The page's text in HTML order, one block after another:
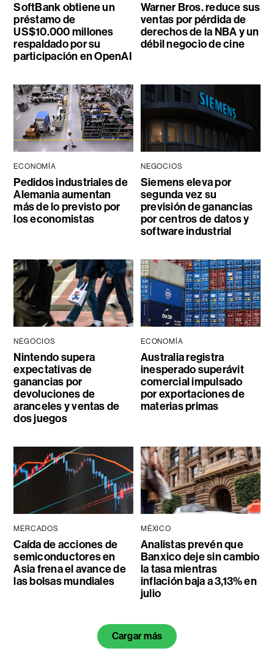
SoftBank obtiene un
préstamo de
US$10.000 millones
respaldado por su
participación en OpenAI
Warner Bros. reduce sus
ventas por pérdida de
derechos de la NBA y un
débil negocio de cine
ECONOMÍA
Pedidos industriales de
Alemania aumentan
más de lo previsto por
los economistas
NEGOCIOS
Siemens eleva por
segunda vez su
previsión de ganancias
por centros de datos y
software industrial
NEGOCIOS
Nintendo supera
expectativas de
ganancias por
devoluciones de
aranceles y ventas de
dos juegos
ECONOMÍA
Australia registra
inesperado superávit
comercial impulsado
por exportaciones de
materias primas
MERCADOS
Caída de acciones de
semiconductores en
Asia frena el avance de
las bolsas mundiales
MÉXICO
Analistas prevén que
Banxico deje sin cambio
la tasa mientras
inflación baja a 3,13% en
julio
Cargar más